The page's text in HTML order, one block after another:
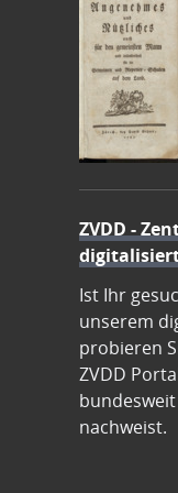
ZVDD -
Ist Ihr
unserem
probieren
ZVDD
nachweist.